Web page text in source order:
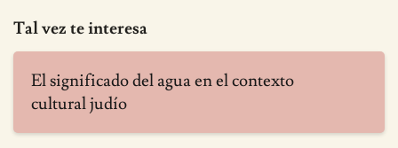
Tal vez te interesa
El significado del agua en el contexto
cultural judío